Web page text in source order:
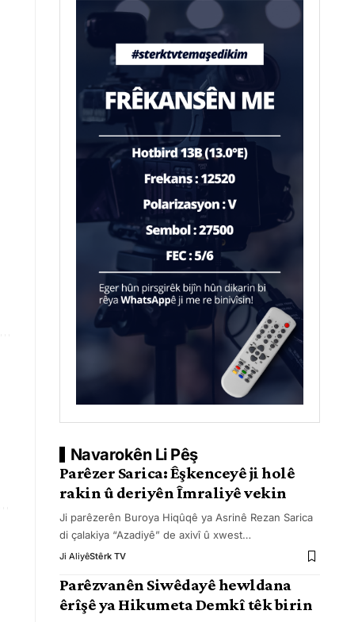
Navarokên Li Pêş
Parêzer Sarica: Êşkenceyê ji holê
rakin û deriyên Îmraliyê vekin
Ji parêzerên Buroya Hiqûqê ya Asrinê Rezan Sarica
di çalakiya “Azadiyê” de axivî û xwest…
Ji AliyêStêrk TV
Parêzvanên Siwêdayê hewldana
êrîşê ya Hikumeta Demkî têk birin